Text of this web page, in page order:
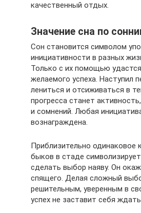
качественный отдых.
Значение сна по
Сон становится символом
инициативности в разных
Только с их помощью
желаемого успеха. Наступил
лениться и отсиживаться в
прогресса станет
и сомнений. Любая
вознаграждена.
Приблизительно одинаковое
быков в стаде
сделать выбор наяву. Он
спящего. Делая сложный
решительным, уверенным в
успех не заставит себя